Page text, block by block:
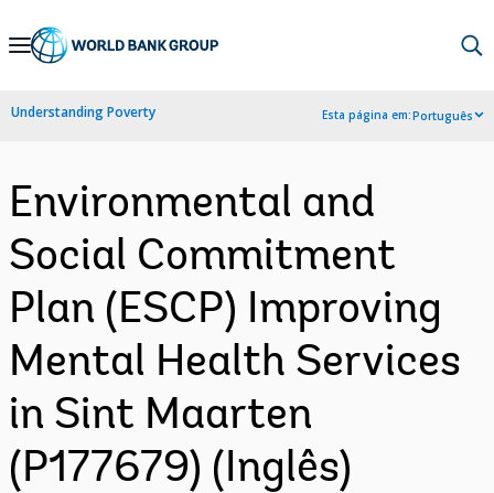
Skip
Navigation
Understanding Poverty Esta página em:Português
Environmental and
Social Commitment
Plan (ESCP) Improving
Mental Health Services
in Sint Maarten
(P177679) (Inglês)